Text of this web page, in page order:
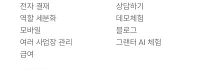
전자 결재
역할 세분화
모바일
여러 사업장 관리
급여
상담하기
데모체험
블로그
그랜터 AI 체험